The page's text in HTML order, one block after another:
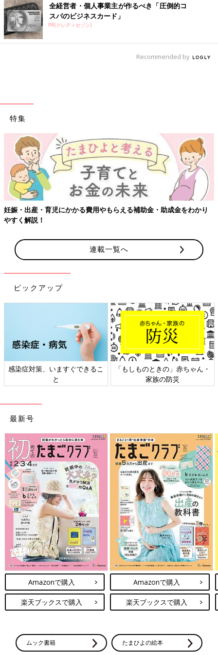
全経営者・個人事業主が作るべき「圧倒的コ
スパのビジネスカード」
PR(クレディセゾン)
Recommended by
特集
妊娠・出産・育児にかかる費用やもらえる補助金・助成金をわかり
やすく解説！
連載一覧へ
ピックアップ
感染症対策、いますぐできるこ
と
「もしものときの」赤ちゃん・
家族の防災
最新号
Amazonで購入
楽天ブックスで購入
Amazonで購入
楽天ブックスで購入
ムック書籍 たまひよの絵本